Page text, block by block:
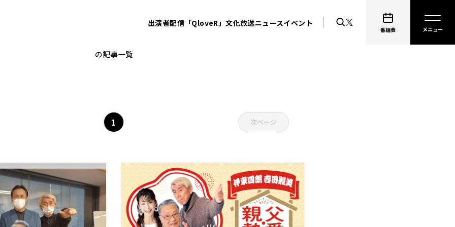
出演者配信「QloveR」文化放送ニュースイベント
番組表
の記事一覧
1 次ページ